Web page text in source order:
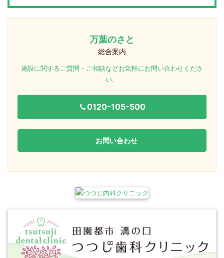
万葉のさと
総合案内
施設に関するご質問・ご相談などお気軽にお問い合わせくださ
い。
0120-105-500
お問い合わせ